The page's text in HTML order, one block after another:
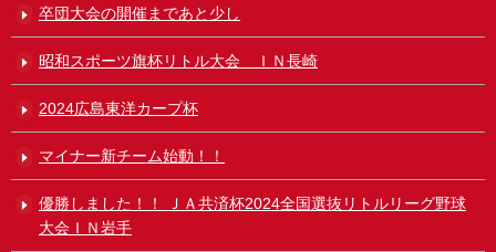
卒団大会の開催まであと少し
昭和スポーツ旗杯リトル大会 ＩＮ長崎
2024広島東洋カープ杯
マイナー新チーム始動！！
優勝しました！！ ＪＡ共済杯2024全国選抜リトルリーグ野球
大会ＩＮ岩手